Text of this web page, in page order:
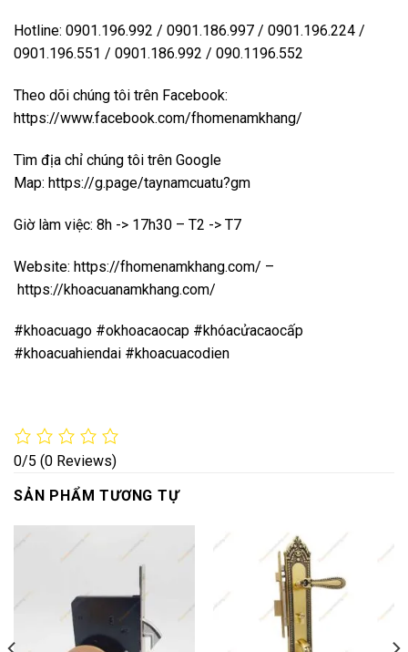
Hotline: 0901.196.992 / 0901.186.997 / 0901.196.224 /
0901.196.551 / 0901.186.992 / 090.1196.552
Theo dõi chúng tôi trên Facebook:
https://www.facebook.com/fhomenamkhang/
Tìm địa chỉ chúng tôi trên Google
Map: https://g.page/taynamcuatu?gm
Giờ làm việc: 8h -> 17h30 – T2 -> T7
Website: https://fhomenamkhang.com/ –
https://khoacuanamkhang.com/
#khoacuago #okhoacaocap #khóacửacaocấp
#khoacuahiendai #khoacuacodien
0/5 (0 Reviews)
SẢN PHẨM TƯƠNG TỰ